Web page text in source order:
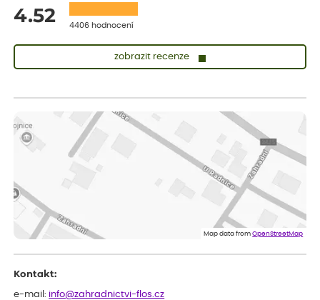
4.52 4406 hodnocení
zobrazit recenze
Měla jsem pouze 1objednavku a zatím jsem spokojená se
sazenicemi
Miroslava
Rostliny byly v pořádku, dobře zabalené, celková spokojenost.
Doporučuji :). Spokojenost, stromky v pěkném stavu. Jediné, co
my chybělo, bylo komunikování nedostupného zboží před
Map data fromOpenStreetMap
Kontakt:
e-mail: info@zahradnictvi-flos.cz